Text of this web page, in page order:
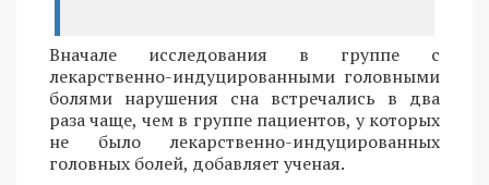
Вначале исследования в группе с
лекарственно-индуцированными головными
болями нарушения сна встречались в два
раза чаще, чем в группе пациентов, у которых
не было лекарственно-индуцированных
головных болей, добавляет ученая.